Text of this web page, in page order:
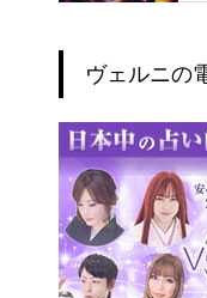
ヴェルニの